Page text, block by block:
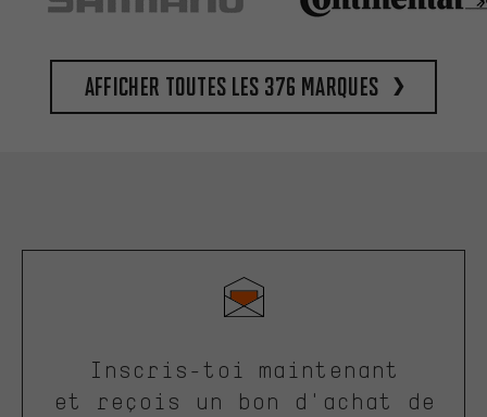
Afficher toutes les 376 marques
Inscris-toi maintenant
et reçois un bon d'achat de